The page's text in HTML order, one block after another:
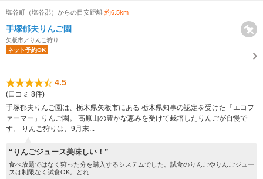
塩谷町（塩谷郡）からの目安距離 約6.5km
手塚郁夫りんご園
矢板市／りんご狩り
ネット予約OK
4.5
(口コミ 8件)
手塚郁夫りんご園は、栃木県矢板市にある 栃木県知事の認定を受けた「エコフ
ァーマー」りんご園。 高原山の豊かな恵みを受けて栽培したりんごが自慢で
す。 りんご狩りは、9月末...
“りんごジュース美味しい！”
食べ放題ではなく狩った分を購入するシステムでした。試食のりんごやりんごジュー
スは制限なく試食OK。どれ...